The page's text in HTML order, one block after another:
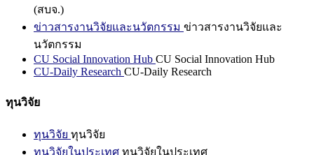
(สบจ.)
ข่าวสารงานวิจัยและนวัตกรรม ข่าวสารงานวิจัยและ
นวัตกรรม
CU Social Innovation Hub CU Social Innovation Hub
CU-Daily Research CU-Daily Research
ทุนวิจัย
ทุนวิจัย ทุนวิจัย
ทุนวิจัยในประเทศ ทุนวิจัยในประเทศ